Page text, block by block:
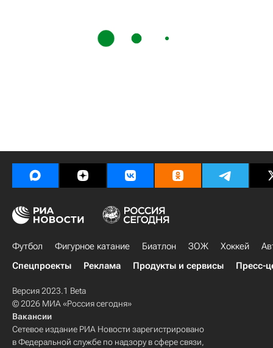
Футбол Фигурное катание Биатлон ЗОЖ Хоккей
Спецпроекты
Реклама Продукты и сервисы Пресс-
Версия 2023.1 Beta
© 2026 МИА «Россия сегодня»
Вакансии
Сетевое издание РИА Новости зарегистрировано
в Федеральной службе по надзору в сфере связи,